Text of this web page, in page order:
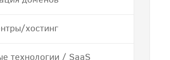
хостинг
технологии / SaaS